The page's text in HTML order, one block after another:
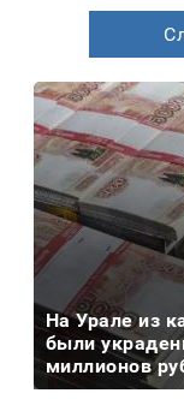
На Урале из
были
миллионов